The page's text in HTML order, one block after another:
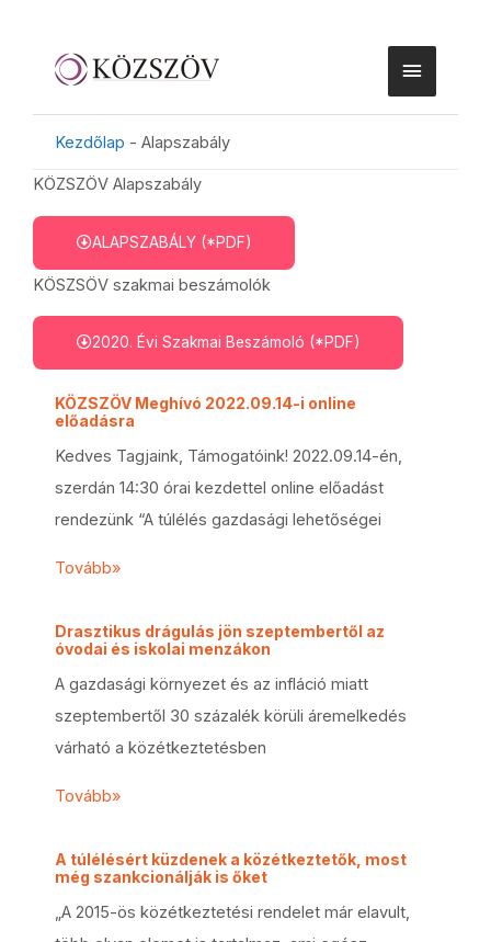
Kezdőlap - Alapszabály
KÖZSZÖV Alapszabály
ALAPSZABÁLY (*PDF)
KÖSZSÖV szakmai beszámolók
2020. Évi Szakmai Beszámoló (*PDF)
KÖZSZÖV Meghívó 2022.09.14-i online
előadásra
Kedves Tagjaink, Támogatóink! 2022.09.14-én,
szerdán 14:30 órai kezdettel online előadást
rendezünk “A túlélés gazdasági lehetőségei
Tovább»
Drasztikus drágulás jön szeptembertől az
óvodai és iskolai menzákon
A gazdasági környezet és az infláció miatt
szeptembertől 30 százalék körüli áremelkedés
várható a közétkeztetésben
Tovább»
A túlélésért küzdenek a közétkeztetők, most
még szankcionálják is őket
„A 2015-ös közétkeztetési rendelet már elavult,